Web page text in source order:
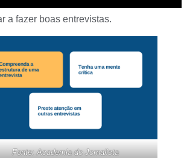
a fazer boas entrevistas.
Fonte: Academia do Jornalista